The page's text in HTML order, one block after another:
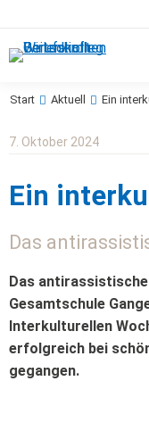
Sie befinden sich hier:
Start Aktuell Ein
7. Oktober 2024
Ein
Das
Das
Gesamtschule
Interkulturellen
erfolgreich bei
gegangen.